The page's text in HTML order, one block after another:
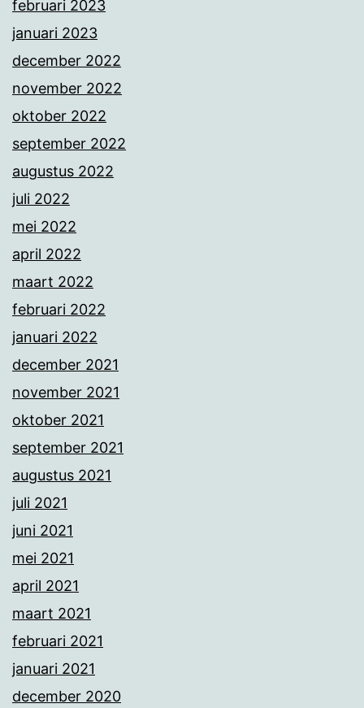
februari 2023
januari 2023
december 2022
november 2022
oktober 2022
september 2022
augustus 2022
juli 2022
mei 2022
april 2022
maart 2022
februari 2022
januari 2022
december 2021
november 2021
oktober 2021
september 2021
augustus 2021
juli 2021
juni 2021
mei 2021
april 2021
maart 2021
februari 2021
januari 2021
december 2020